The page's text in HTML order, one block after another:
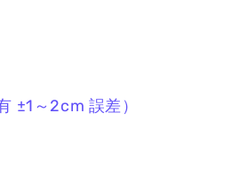
±1～2cm 誤差）